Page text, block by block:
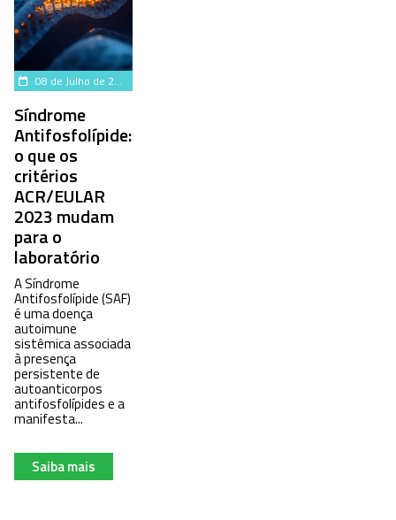
08 de Julho de 2026
Síndrome
Antifosfolípide:
o que os
critérios
ACR/EULAR
2023 mudam
para o
laboratório
A Síndrome
Antifosfolípide (SAF)
é uma doença
autoimune
sistêmica associada
à presença
persistente de
autoanticorpos
antifosfolípides e a
manifesta...
Saiba mais